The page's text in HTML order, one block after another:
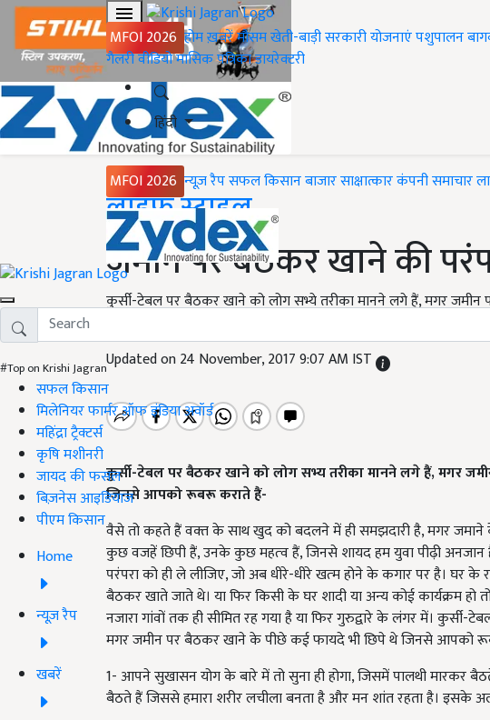
MFOI 2026 होमख़बरेंमौसमखेती-बाड़ीसरकारी योजनाएंपशुपालन
गैलरीवीडियोमासिक पत्रिकाडायरेक्टरी
हिंदी
MFOI 2026 न्यूज़ रैपसफल किसानबाजारसाक्षात्कारकंपनी समाचार
#Top on Krishi Jagran
सफल किसान
मिलेनियर फार्मर ऑफ इंडिया अवॉर्ड
महिंद्रा ट्रैक्टर्स
कृषि मशीनरी
जायद की फसल
बिज़नेस आइडियाज
पीएम किसान
Home
न्यूज़ रैप
खबरें
Home
लाइफ स्टाइल
जमीन पर बैठकर खाने की
कुर्सी-टेबल पर बैठकर खाने को लोग सभ्ये तरीका मानने लगे हैं, मगर
Updated on 24 November, 2017 9:07 AM IST
कुर्सी-टेबल पर बैठकर खाने को लोग सभ्‍य तरीका मानने लगे हैं,मगर
जिनसे आपको रूबरू कराते हैं-
वैसे तो कहते हैं वक्‍त के साथ खुद को बदलने में ही समझदारी है, मगर
कुछ वजहें छिपी हैं, उनके कुछ महत्‍व हैं, जिनसे शायद हम युवा पीढ़ी
परंपरा को ही ले लीजिए, जो अब धीरे-धीरे खत्‍म होने के कगार पर है। घर के
बैठकर खाते जाते थे। या फिर किसी के घर शादी या अन्‍य कोई कार्यक्रम
नजारा गांवों तक ही सीमित रह गया है या फिर गुरुद्वारे के लंगर में।
मगर जमीन पर बैठकर खाने के पीछे कई फायदे भी छिपे थे जिनसे आपको
1- आपने सुखासन योग के बारे में तो सुना ही होगा, जिसमें पालथी मारकर
बैठते हैं जिससे हमारा शरीर लचीला बनता है और मन शांत रहता है। इसके